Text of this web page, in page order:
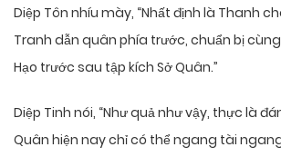
Diệp Tôn nhíu mày, “Nhất định là Thanh
Tranh dẫn quân phía trước, chuẩn bị
Hạo trước sau tập kích Sở Quân.”
Diệp Tinh nói, “Như quả như vậy, thực là
Quân hiện nay chỉ có thể ngang tài